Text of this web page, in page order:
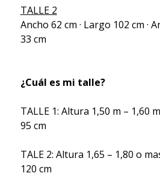
TALLE 2
Ancho 62 cm · Largo 102 cm ·
33 cm
¿Cuál es mi talle?
TALLE 1: Altura 1,50 m – 1,60
95 cm
TALE 2: Altura 1,65 – 1,80 o
120 cm